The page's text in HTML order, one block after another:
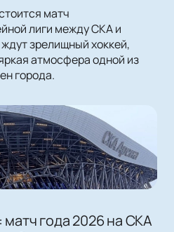
матч
лиги между СКА и
зрелищный хоккей,
атмосфера одной из
города.
матч года 2026 на СКА